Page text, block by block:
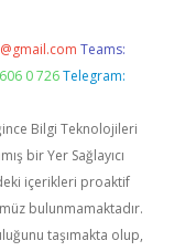
Teams:
0 726 Telegram:
Bilgi Teknolojileri
bir Yer Sağlayıcı
içerikleri proaktif
bulunmamaktadır.
taşımakta olup,